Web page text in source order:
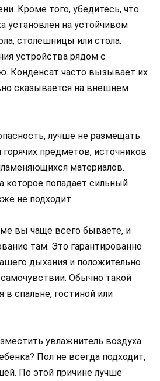
Кроме того, убедитесь, что
установлен на устойчивом
столешницы или стола.
устройства рядом с
Конденсат часто вызывает их
сказывается на внешнем
лучше не размещать
предметов, источников
материалов.
которое попадает сильный
не подходит.
вы чаще всего бываете, и
там. Это гарантированно
дыхания и положительно
Обычно такой
в спальне, гостиной или
увлажнитель воздуха
Пол не всегда подходит,
По этой причине лучше